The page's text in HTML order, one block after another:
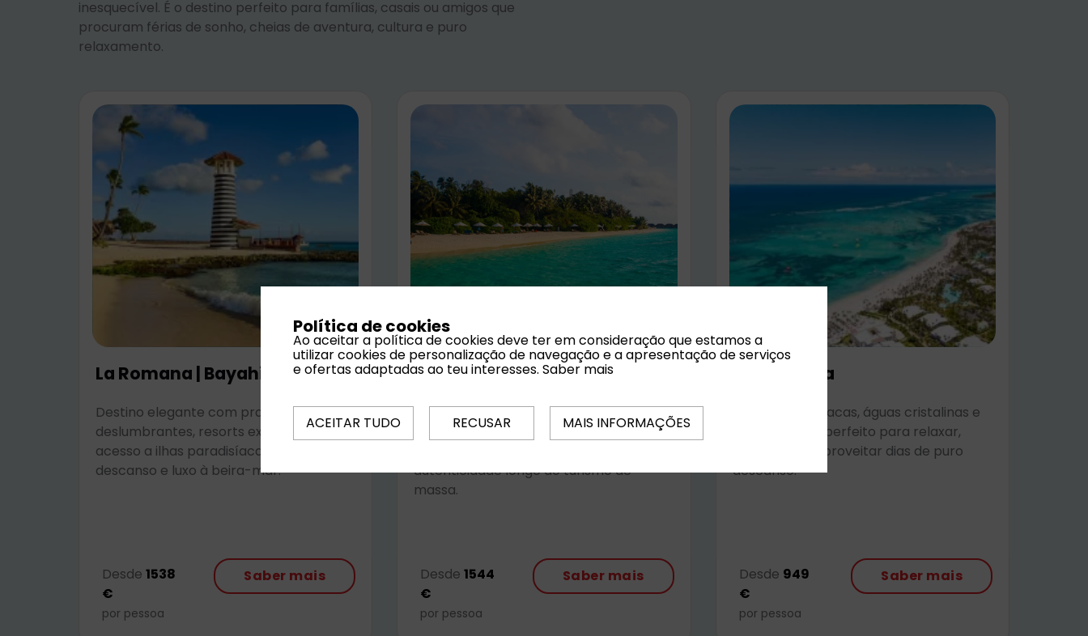
inesquecível. É o destino perfeito para famílias, casais ou amigos que
procuram férias de sonho, cheias de aventura, cultura e puro
relaxamento.
La Romana | Bayahibe
Destino elegante com praias
deslumbrantes, resorts exclusivos e fácil
acesso a ilhas paradisíacas — ideal para
descanso e luxo à beira-mar.
Desde 1538
€
por pessoa
Saber mais
- MIches | Praia Esmeralda
Destino tranquilo com natureza
intocada, praias isoladas e paisagens
autenticidade longe do turismo de
massa.
Desde1544
€
por pessoa
Saber mais
Punta Cana
Praias paradisíacas, águas cristalinas e
clima tropical perfeito para relaxar,
mergulhar e aproveitar dias de puro
descanso.
Desde 949
€
por pessoa
Saber mais
Política de cookies
Ao aceitar a política de cookies deve ter em consideração que estamos a
utilizar cookies de personalização de navegação e a apresentação de serviços
e ofertas adaptadas ao teu interesses. Saber mais
ACEITAR TUDO RECUSAR MAIS INFORMAÇÕES